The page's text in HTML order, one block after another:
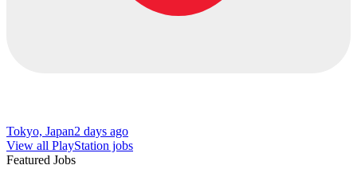
Tokyo, Japan2 days ago
View all PlayStation jobs
Featured Jobs